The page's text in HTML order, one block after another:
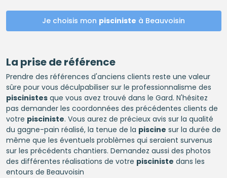
Je choisis mon pisciniste à Beauvoisin
La prise de référence
Prendre des références d'anciens clients reste une valeur
sûre pour vous déculpabiliser sur le professionnalisme des
piscinistesque vous avez trouvé dans le Gard. N'hésitez
pas demander les coordonnées des précédentes clients de
votre pisciniste. Vous aurez de précieux avis sur la qualité
du gagne-pain réalisé, la tenue de la piscine sur la durée de
même que les éventuels problèmes qui seraient survenus
sur les précédents chantiers. Demandez aussi des photos
des différentes réalisations de votre pisciniste dans les
entours de Beauvoisin